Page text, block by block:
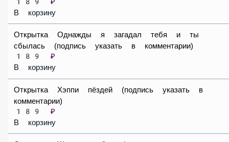
Открытка Однажды я загадала тебя и ты сбылся (подпись
указать в комментарии)
189 ₽
В корзину
Открытка Однажды я загадал тебя и ты сбылась (подпись
указать в комментарии)
В корзину
Открытка Хэппи пёздей (подпись указать в комментарии)
189 ₽